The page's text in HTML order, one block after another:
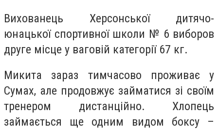
Вихованець Херсонської дитячо-
юнацької спортивної школи № 6 виборов
друге місце у ваговій категорії 67 кг.
Микита зараз тимчасово проживає у
Сумах, але продовжує займатися зі своїм
тренером дистанційно. Хлопець
займається ще одним видом боксу –